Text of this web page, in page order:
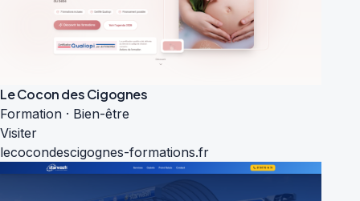
Le Cocon des Cigognes
Formation · Bien-être
Visiter
lecocondescigognes-formations.fr